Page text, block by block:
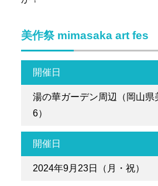
美作祭 mimasaka art fes
開催日
湯の華ガーデン周辺（岡山県
6）
開催日
2024年9月23日（月・祝）